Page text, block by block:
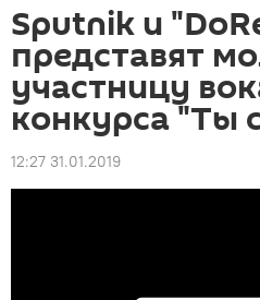
Sputnik и
представят
участницу
конкурса "Ты
12:27 31.01.2019